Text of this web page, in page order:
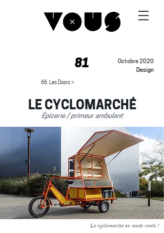
81
Octobre 2020
Design
66. Les Doors >
LE CYCLOMARCHÉ
Épicerie / primeur ambulant
Le cyclomarché en mode vente !